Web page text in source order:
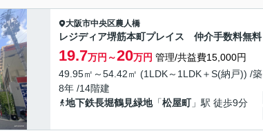
大阪市中央区農人橋
レジディア堺筋本町プレイス 仲介手数料無料
19.7万円～20万円 管理/共益費15,000円
49.95㎡～54.42㎡ (1LDK～1LDK＋S(納戸)) /築
8年 /14階建
地下鉄長堀鶴見緑地「松屋町」駅 徒歩9分